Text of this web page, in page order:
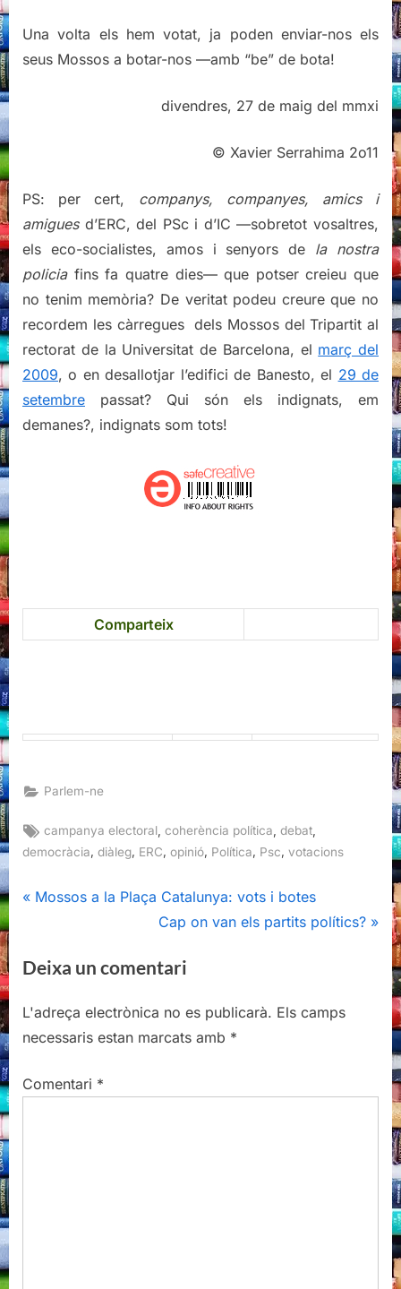
Una volta els hem votat, ja poden enviar-nos els
seus Mossos a botar-nos —amb “be” de bota!
divendres, 27 de maig del mmxi
© Xavier Serrahima 2o11
PS: per cert, companys, companyes, amics i
amiguesd’ERC, del PSc i d’IC —sobretot vosaltres,
els eco-socialistes, amos i senyors de la nostra
policiafins fa quatre dies— que potser creieu que
no tenim memòria? De veritat podeu creure que no
recordem les càrregues dels Mossos del Tripartit al
rectorat de la Universitat de Barcelona, el març del
2009, o en desallotjar l’edifici de Banesto, el 29 de
setembre passat? Qui són els indignats, em
demanes?, indignats som tots!
Comparteix
Parlem-ne
Tags:
campanya electoral ,coherència política ,debat
democràcia, diàleg, ERC, opinió, Política, Psc, votacions
Navegació
P
v
o
u
P
Mossos a la Plaça Catalunya: vots i botes
N
x
P
o
t
Cap on van els partits polítics?
Deixa un comentari
L'adreça electrònica no es publicarà. Els camps
necessaris estan marcats amb *
Comentari *